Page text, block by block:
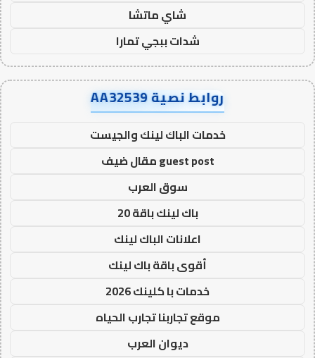
شاي ماتشا
شدات ببجي تمارا
روابط نصية AA32539
خدمات الباك لينك والجيست
guest post مقال ضيف
سوق العرب
باك لينك باقة 20
اعلانات الباك لينك
أقوى باقة باك لينك
خدمات با كلينك 2026
موقع تجاربنا تجارب الحياه
ديوان العرب